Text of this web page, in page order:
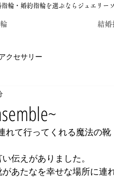
指輪・婚約指輪を選ぶならジュエリー
結婚
クセサリー
エリーソネット熊本 カラ
れて行ってくれる魔法の靴
伝えがありました。
あたなを幸せな場所に連